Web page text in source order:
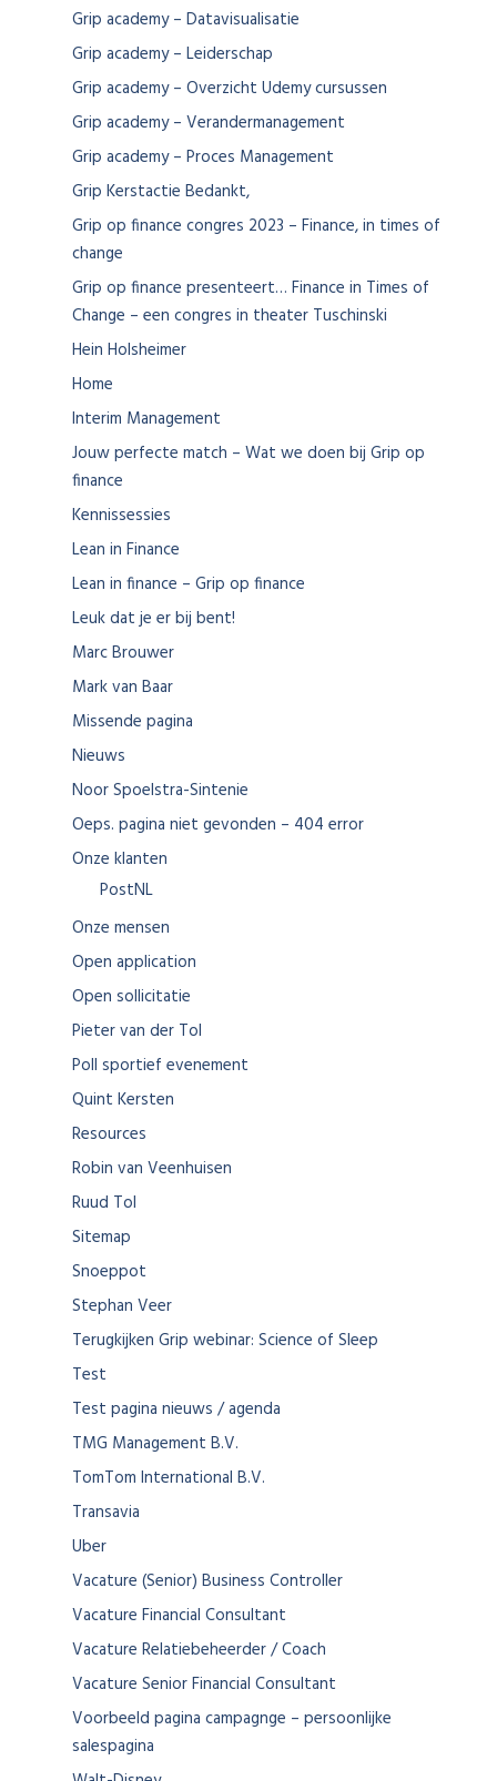
Grip academy – Datavisualisatie
Grip academy – Leiderschap
Grip academy – Overzicht Udemy cursussen
Grip academy – Verandermanagement
Grip academy – Proces Management
Grip Kerstactie Bedankt,
Grip op finance congres 2023 – Finance, in times of
change
Grip op finance presenteert… Finance in Times of
Change – een congres in theater Tuschinski
Hein Holsheimer
Home
Interim Management
Jouw perfecte match – Wat we doen bij Grip op
finance
Kennissessies
Lean in Finance
Lean in finance – Grip op finance
Leuk dat je er bij bent!
Marc Brouwer
Mark van Baar
Missende pagina
Nieuws
Noor Spoelstra-Sintenie
Oeps. pagina niet gevonden – 404 error
Onze klanten
PostNL
Onze mensen
Open application
Open sollicitatie
Pieter van der Tol
Poll sportief evenement
Quint Kersten
Resources
Robin van Veenhuisen
Ruud Tol
Sitemap
Snoeppot
Stephan Veer
Terugkijken Grip webinar: Science of Sleep
Test
Test pagina nieuws / agenda
TMG Management B.V.
TomTom International B.V.
Transavia
Uber
Vacature (Senior) Business Controller
Vacature Financial Consultant
Vacature Relatiebeheerder / Coach
Vacature Senior Financial Consultant
Voorbeeld pagina campagnge – persoonlijke
salespagina